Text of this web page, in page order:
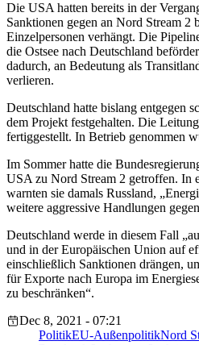
Die USA hatten bereits in der
Sanktionen gegen an Nord Stream 2
Einzelpersonen verhängt. Die
die Ostsee nach Deutschland
dadurch, an Bedeutung als
verlieren.
Deutschland hatte bislang entgegen
dem Projekt festgehalten. Die
fertiggestellt. In Betrieb genommen
Im Sommer hatte die
USA zu Nord Stream 2 getroffen. In
warnten sie damals Russland,
weitere aggressive Handlungen
Deutschland werde in diesem Fall
und in der Europäischen Union auf
einschließlich Sanktionen drängen,
für Exporte nach Europa im
zu beschränken“.
Dec 8, 2021 - 07:21
PolitikEU-AußenpolitikNord